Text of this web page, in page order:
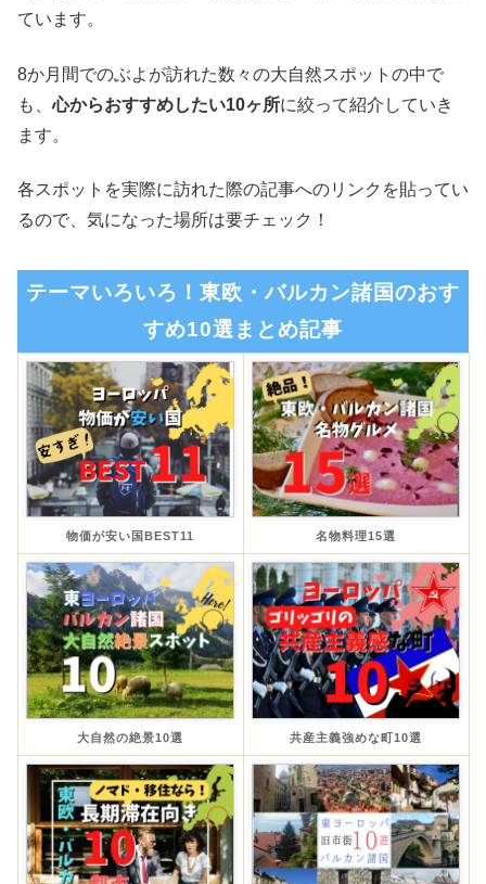
ています。
8か月間でのぶよが訪れた数々の大自然スポットの中で
も、心からおすすめしたい10ヶ所に絞って紹介していき
ます。
各スポットを実際に訪れた際の記事へのリンクを貼ってい
るので、気になった場所は要チェック！
テーマいろいろ！東欧・バルカン諸国のおす
すめ10選まとめ記事
物価が安い国BEST11 名物料理15選
大自然の絶景10選 共産主義強めな町10選